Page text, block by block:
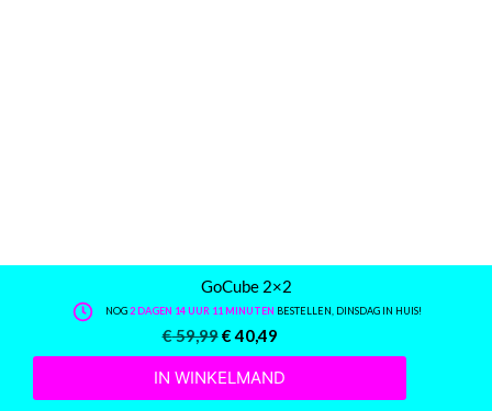
GoCube 2×2
NOG2 DAGEN 14 UUR 11 MINUTEN BESTELLEN, DINSDAG IN HUIS!
€59,99€40,49
IN WINKELMAND